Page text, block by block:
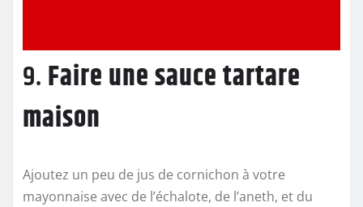
9.Faire une sauce tartare
maison
Ajoutez un peu de jus de cornichon à votre
mayonnaise avec de l’échalote, de l’aneth, et du